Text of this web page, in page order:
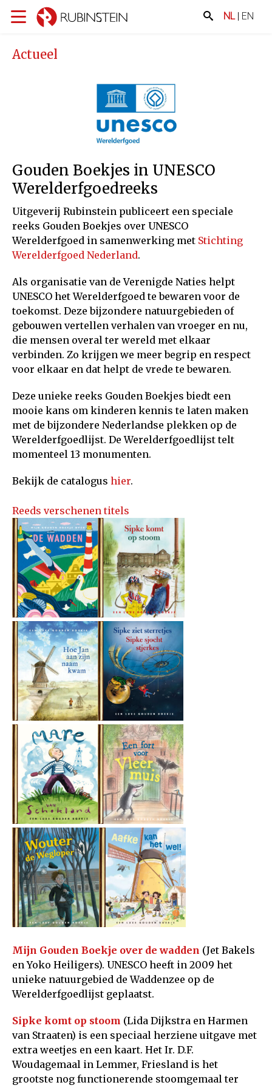
NL| EN
Actueel
Gouden Boekjes in UNESCO
Werelderfgoedreeks
Uitgeverij Rubinstein publiceert een speciale
reeks Gouden Boekjes over UNESCO
Werelderfgoed in samenwerking met Stichting
Werelderfgoed Nederland.
Als organisatie van de Verenigde Naties helpt
UNESCO het Werelderfgoed te bewaren voor de
toekomst. Deze bijzondere natuurgebieden of
gebouwen vertellen verhalen van vroeger en nu,
die mensen overal ter wereld met elkaar
verbinden. Zo krijgen we meer begrip en respect
voor elkaar en dat helpt de vrede te bewaren.
Deze unieke reeks Gouden Boekjes biedt een
mooie kans om kinderen kennis te laten maken
met de bijzondere Nederlandse plekken op de
Werelderfgoedlijst. De Werelderfgoedlijst telt
momenteel 13 monumenten.
Bekijk de catalogus hier.
Reeds verschenen titels
Mijn Gouden Boekje over de wadden (Jet Bakels
en Yoko Heiligers). UNESCO heeft in 2009 het
unieke natuurgebied de Waddenzee op de
Werelderfgoedlijst geplaatst.
Sipke komt op stoom (Lida Dijkstra en Harmen
van Straaten) is een speciaal herziene uitgave met
extra weetjes en een kaart. Het Ir. D.F.
Woudagemaal in Lemmer, Friesland is het
grootste nog functionerende stoomgemaal ter